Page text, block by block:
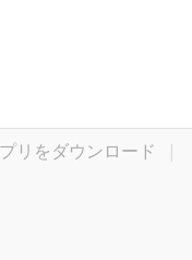
リをダウンロード |